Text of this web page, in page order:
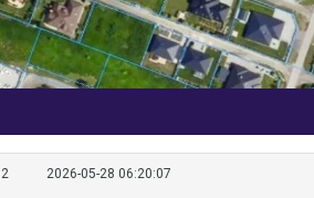
2026-05-28 06:20:07